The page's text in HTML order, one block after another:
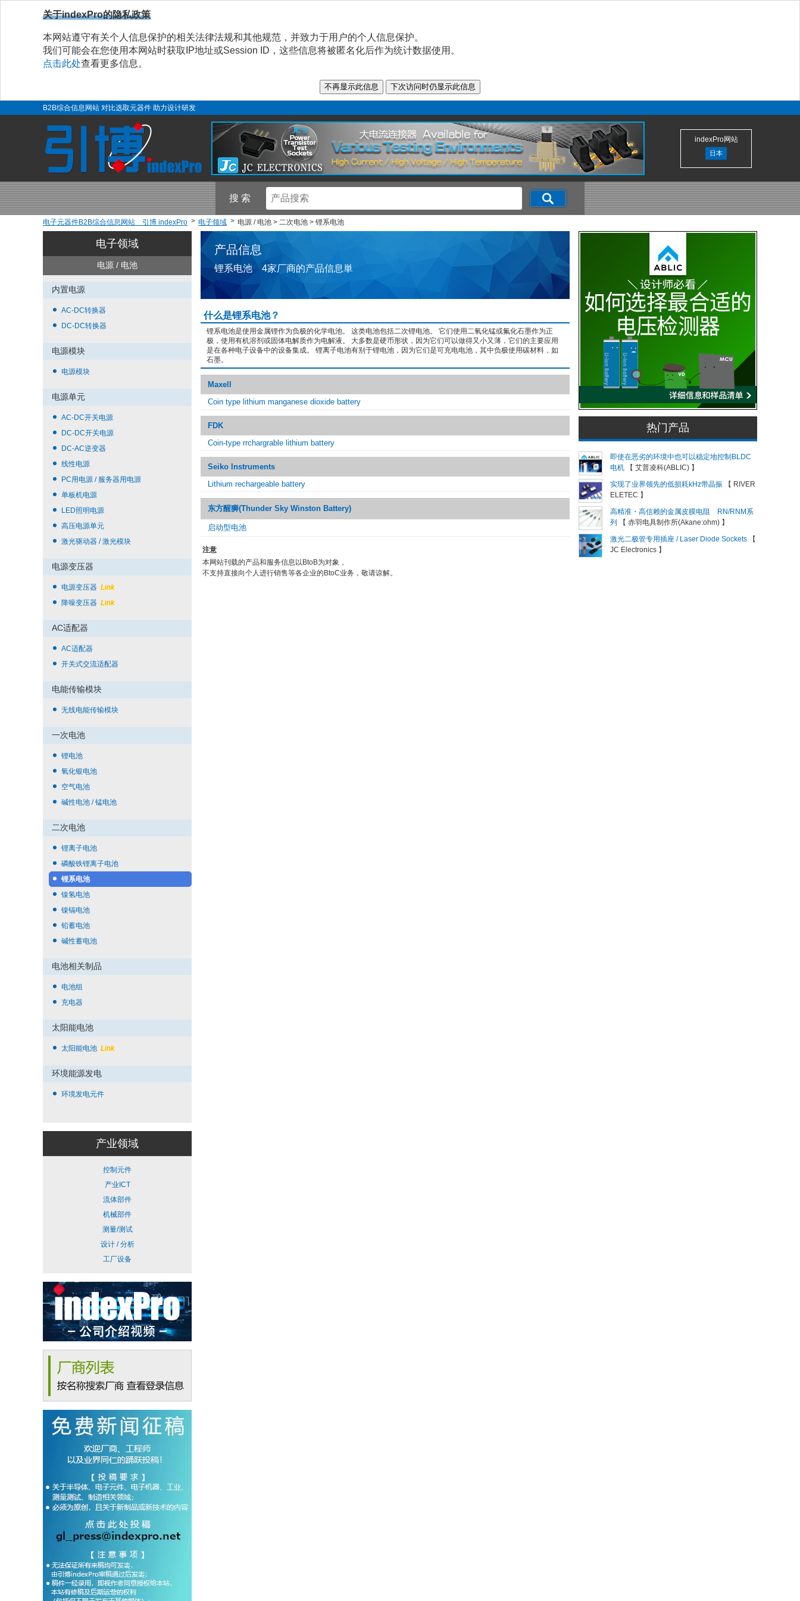
关于indexPro的隐私政策
本网站遵守有关个人信息保护的相关法律法规和其他规范，并致力于用户的个人信息保护。
我们可能会在您使用本网站时获取IP地址或Session ID，这些信息将被匿名化后作为统计数据使用。
点击此处查看更多信息。
B2B综合信息网站 对比选取元器件 助力设计研发
indexPro网站
日本
搜 索
电子元器件B2B综合信息网站 引博 indexPro 电子领域 电源 / 电池 > 二次电池 > 锂系电池
电子领域
电源 / 电池
内置电源
AC-DC转换器
DC-DC转换器
电源模块
电源模块
电源单元
AC-DC开关电源
DC-DC开关电源
DC-AC逆变器
线性电源
PC用电源 / 服务器用电源
单板机电源
LED照明电源
高压电源单元
激光驱动器 / 激光模块
电源变压器
电源变压器 Link
降噪变压器 Link
AC适配器
AC适配器
开关式交流适配器
电能传输模块
无线电能传输模块
一次电池
锂电池
氧化银电池
空气电池
碱性电池 / 锰电池
二次电池
锂离子电池
磷酸铁锂离子电池
锂系电池
镍氢电池
镍镉电池
铅蓄电池
碱性蓄电池
电池相关制品
电池组
充电器
太阳能电池
太阳能电池 Link
环境能源发电
环境发电元件
产业领域
控制元件
产业ICT
流体部件
机械部件
测量/测试
设计 / 分析
工厂设备
产品信息
锂系电池 4家厂商的产品信息単
什么是锂系电池？
锂系电池是使用金属锂作为负极的化学电池。 这类电池包括二次锂电池。 它们使用二氧化锰或氟化石墨作为正
极，使用有机溶剂或固体电解质作为电解液。 大多数是硬币形状，因为它们可以做得又小又薄，它们的主要应用
是在各种电子设备中的设备集成。 锂离子电池有别于锂电池，因为它们是可充电电池，其中负极使用碳材料，如
石墨。
Maxell
Coin type lithium manganese dioxide battery
FDK
Coin-type rrchargrable lithium battery
Seiko Instruments
Lithium rechargeable battery
东方醒狮(Thunder Sky Winston Battery)
启动型电池
注意
本网站刊载的产品和服务信息以BtoB为对象，
不支持直接向个人进行销售等各企业的BtoC业务，敬请谅解。
热门产品
即使在恶劣的环境中也可以稳定地控制BLDC
电机
【 艾普凌科(ABLIC) 】
实现了业界领先的低损耗kHz带晶振
【 RIVER
ELETEC 】
高精准・高信赖的金属皮膜电阻 RN/RNM系
列
【 赤羽电具制作所(Akane:ohm) 】
激光二极管专用插座 / Laser Diode Sockets
【
JC Electronics 】